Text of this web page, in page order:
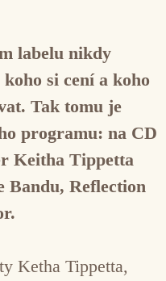
labelu nikdy
si cení a koho
Tak tomu je
programu: na CD
Keitha Tippetta
Bandu, Reflection
Ketha Tippetta,